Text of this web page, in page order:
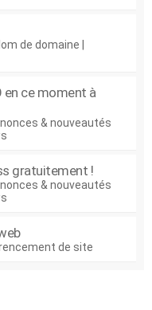
de domaine |
en ce moment à
& nouveautés
gratuitement !
& nouveautés
de site